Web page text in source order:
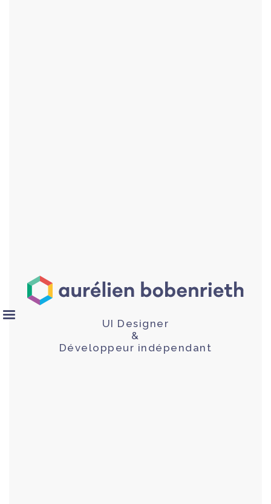
UI Designer
&
Développeur indépendant